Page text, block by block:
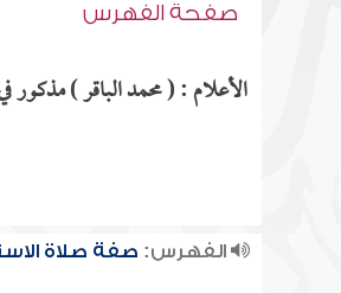
صفحة الفهرس
الأعلام : ( محمد الباقر ) مذكور
الفهرس: صفة صلاة